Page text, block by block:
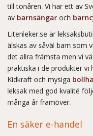
till tonåren. Vi har ett av
av barnsängar och
Litenleker.se är
älskas av såväl barn som
det allra främsta men vi
praktiska i de produkter vi
Kidkraft och mysiga
leksak med god kvalité
många år framöver.
En säker e-handel